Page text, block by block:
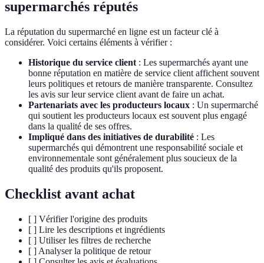
supermarchés réputés
La réputation du supermarché en ligne est un facteur clé à
considérer. Voici certains éléments à vérifier :
Historique du service client : Les supermarchés ayant une
bonne réputation en matière de service client affichent souvent
leurs politiques et retours de manière transparente. Consultez
les avis sur leur service client avant de faire un achat.
Partenariats avec les producteurs locaux : Un supermarché
qui soutient les producteurs locaux est souvent plus engagé
dans la qualité de ses offres.
Impliqué dans des initiatives de durabilité : Les
supermarchés qui démontrent une responsabilité sociale et
environnementale sont généralement plus soucieux de la
qualité des produits qu'ils proposent.
Checklist avant achat
[ ] Vérifier l'origine des produits
[ ] Lire les descriptions et ingrédients
[ ] Utiliser les filtres de recherche
[ ] Analyser la politique de retour